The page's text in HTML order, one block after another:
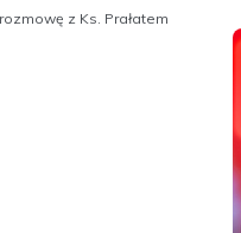
z Ks. Prałatem